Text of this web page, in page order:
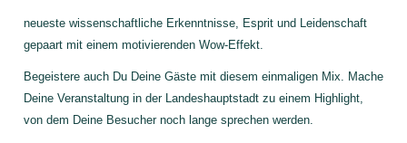
neueste wissenschaftliche Erkenntnisse, Esprit und Leidenschaft
gepaart mit einem motivierenden Wow-Effekt.
Begeistere auch Du Deine Gäste mit diesem einmaligen Mix. Mache
Deine Veranstaltung in der Landeshauptstadt zu einem Highlight,
von dem Deine Besucher noch lange sprechen werden.